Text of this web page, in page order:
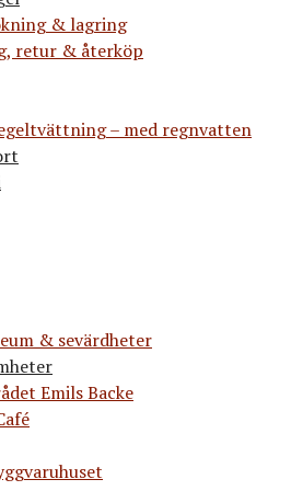
& lagring
retur & återköp
– med regnvatten
& sevärdheter
Emils Backe